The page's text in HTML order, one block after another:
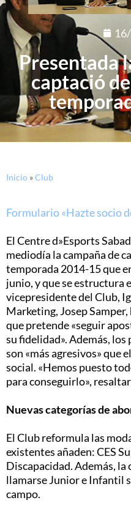
Presentada
captació
Inicio »Club
Formulario «Hazte socio
El Centre d»Esports
mediodía la campaña de
temporada 2014-15 que
junio, y que se estructura
vicepresidente del Club,
Marketing, Josep
que pretende «seguir
su fidelidad». Además, los
son «más agresivos» que
social. «Hemos puesto
para conseguirlo»,
Nuevas categorías de
El Club reformula las
existentes añaden: CES
Discapacidad. Además, la
llamarse Junior e Infantil
campo.